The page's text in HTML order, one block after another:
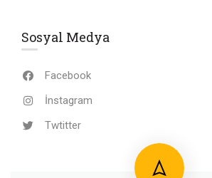
Sosyal Medya
Facebook
İnstagram
Twtitter